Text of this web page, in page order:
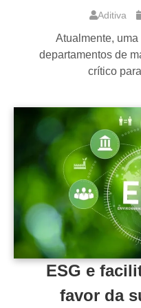
Aditiva
Atualmente,
departamentos de
crítico
ESG e
favor da